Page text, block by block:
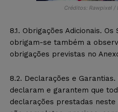
Créditos: Rawpixel
8.1. Obrigações Adicionais. Os
obrigam-se também a
obrigações previstas no
8.2. Declarações e Garantias.
declaram e garantem que
declarações prestadas neste